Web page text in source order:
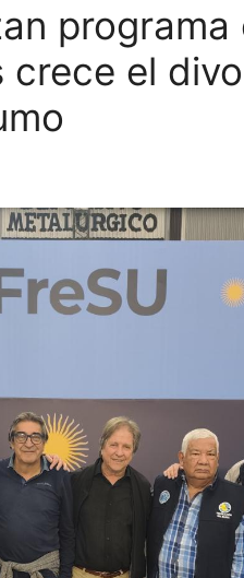
programa
crece el